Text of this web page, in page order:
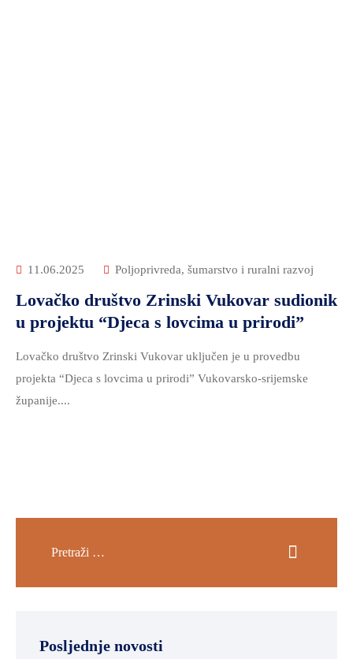
11.06.2025 Poljoprivreda, šumarstvo i ruralni razvoj
Lovačko društvo Zrinski Vukovar sudionik
u projektu “Djeca s lovcima u prirodi”
Lovačko društvo Zrinski Vukovar uključen je u provedbu
projekta “Djeca s lovcima u prirodi” Vukovarsko-srijemske
županije....
Posljednje novosti